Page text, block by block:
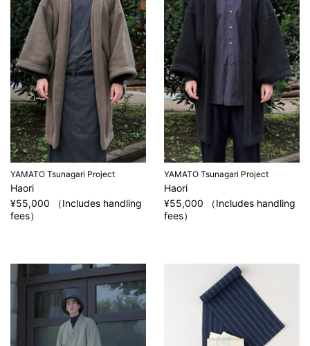
YAMATO Tsunagari Project
Haori
¥55,000 （Includes handling
fees）
YAMATO Tsunagari Project
Haori
¥55,000 （Includes handling
fees）